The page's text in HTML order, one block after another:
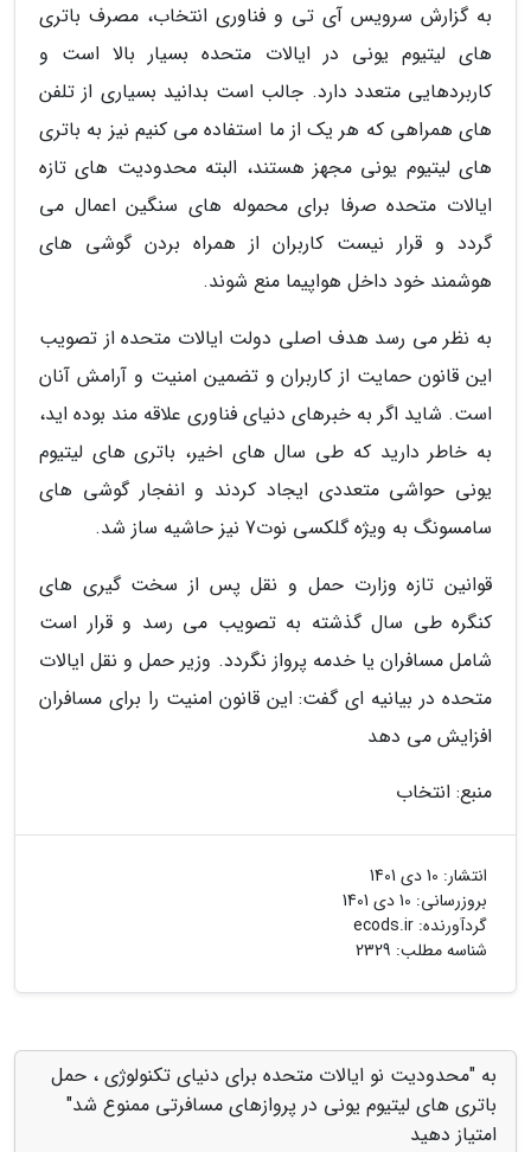
به گزارش سرویس آی تی و فناوری انتخاب، مصرف باتری
های لیتیوم یونی در ایالات متحده بسیار بالا است و
کاربردهایی متعدد دارد. جالب است بدانید بسیاری از تلفن
های همراهی که هر یک از ما استفاده می کنیم نیز به باتری
های لیتیوم یونی مجهز هستند، البته محدودیت های تازه
ایالات متحده صرفا برای محموله های سنگین اعمال می
گردد و قرار نیست کاربران از همراه بردن گوشی های
هوشمند خود داخل هواپیما منع شوند.
به نظر می رسد هدف اصلی دولت ایالات متحده از تصویب
این قانون حمایت از کاربران و تضمین امنیت و آرامش آنان
است. شاید اگر به خبرهای دنیای فناوری علاقه مند بوده اید،
به خاطر دارید که طی سال های اخیر، باتری های لیتیوم
یونی حواشی متعددی ایجاد کردند و انفجار گوشی های
سامسونگ به ویژه گلکسی نوت7 نیز حاشیه ساز شد.
قوانین تازه وزارت حمل و نقل پس از سخت گیری های
کنگره طی سال گذشته به تصویب می رسد و قرار است
شامل مسافران یا خدمه پرواز نگردد. وزیر حمل و نقل ایالات
متحده در بیانیه ای گفت: این قانون امنیت را برای مسافران
افزایش می دهد
منبع: انتخاب
انتشار: 10 دی 1401
بروزرسانی: 10 دی 1401
گردآورنده: ecods.ir
شناسه مطلب: 2329
به "محدودیت نو ایالات متحده برای دنیای تکنولوژی ، حمل
باتری های لیتیوم یونی در پروازهای مسافرتی ممنوع شد"
امتیاز دهید